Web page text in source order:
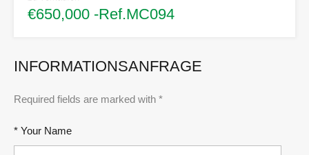
€650,000 -Ref.MC094
INFORMATIONSANFRAGE
Required fields are marked with *
* Your Name